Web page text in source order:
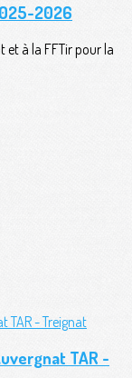
2026
et à la FFTir pour la
TAR -